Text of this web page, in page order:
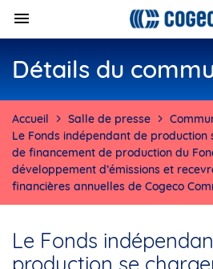
Détails du
Accueil Salle de presse
Le Fonds indépendant de
de financement de production du
développement d’émissions et
financières annuelles de Cogeco
Le Fonds
production se